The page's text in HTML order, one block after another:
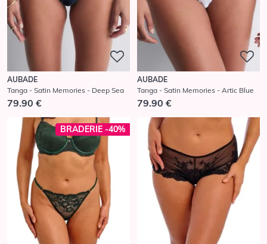
AUBADE
Tanga - Satin Memories - Deep Sea
79.90 €
AUBADE
Tanga - Satin Memories - Artic Blue
79.90 €
BRADERIE -40%